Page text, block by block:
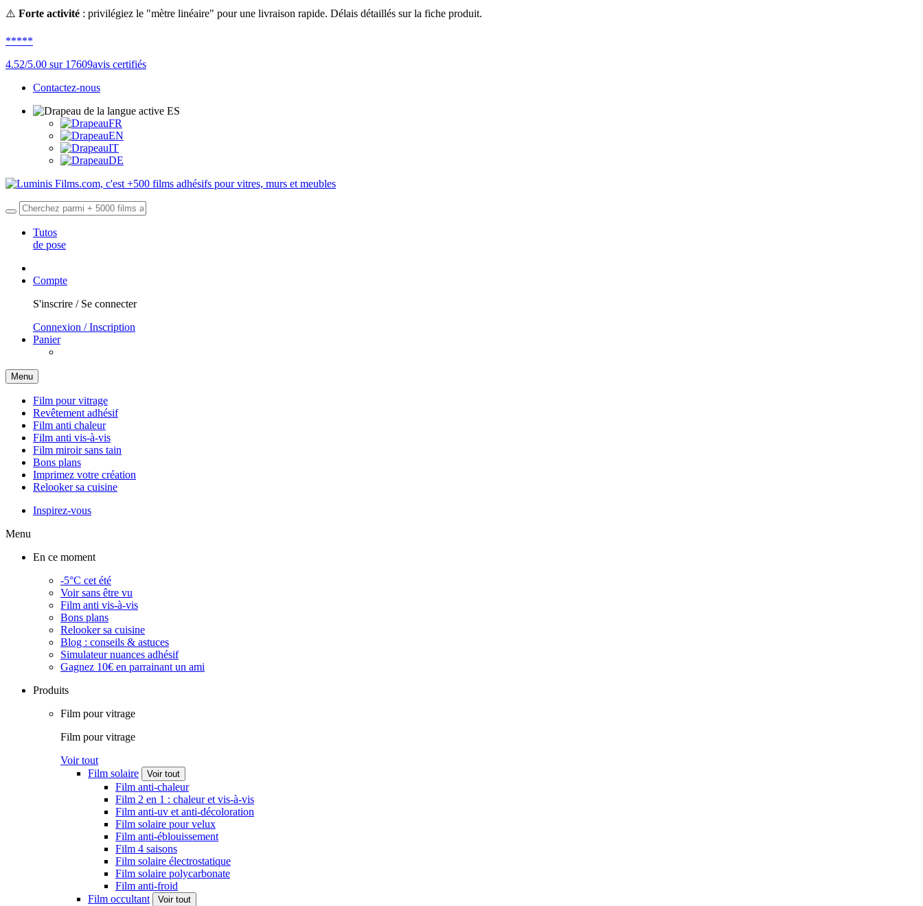
⚠️ Forte activité : privilégiez le "mètre linéaire" pour une livraison rapide. Délais détaillés sur la fiche produit.
*****
4.52/5.00 sur 17609avis certifiés
Contactez-nous
ES
FR
EN
IT
DE
Tutos
de pose
Compte
S'inscrire / Se connecter
Connexion / Inscription
Panier
Menu
Film pour vitrage
Revêtement adhésif
Film anti chaleur
Film anti vis-à-vis
Film miroir sans tain
Bons plans
Imprimez votre création
Relooker sa cuisine
Inspirez-vous
Menu
En ce moment
-5°C cet été
Voir sans être vu
Film anti vis-à-vis
Bons plans
Relooker sa cuisine
Blog : conseils & astuces
Simulateur nuances adhésif
Gagnez 10€ en parrainant un ami
Produits
Film pour vitrage
Film pour vitrage
Voir tout
Film solaire
Voir tout
Film anti-chaleur
Film 2 en 1 : chaleur et vis-à-vis
Film anti-uv et anti-décoloration
Film solaire pour velux
Film anti-éblouissement
Film 4 saisons
Film solaire électrostatique
Film solaire polycarbonate
Film anti-froid
Film occultant
Voir tout